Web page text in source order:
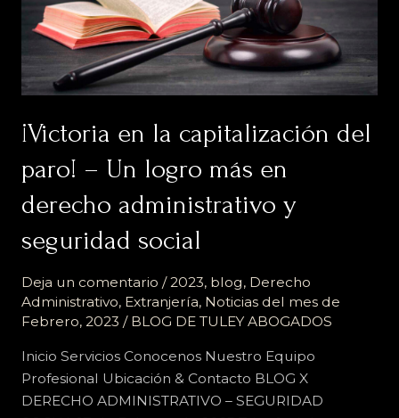
¡Victoria en la capitalización del
paro! – Un logro más en
derecho administrativo y
seguridad social
Deja un comentario /2023, blog, Derecho
Administrativo, Extranjería, Noticias del mes de
Febrero, 2023 / BLOG DE TULEY ABOGADOS
Inicio Servicios Conocenos Nuestro Equipo
Profesional Ubicación & Contacto BLOG X
DERECHO ADMINISTRATIVO – SEGURIDAD
Un
logro
más
en
administrativo
seguridad
social